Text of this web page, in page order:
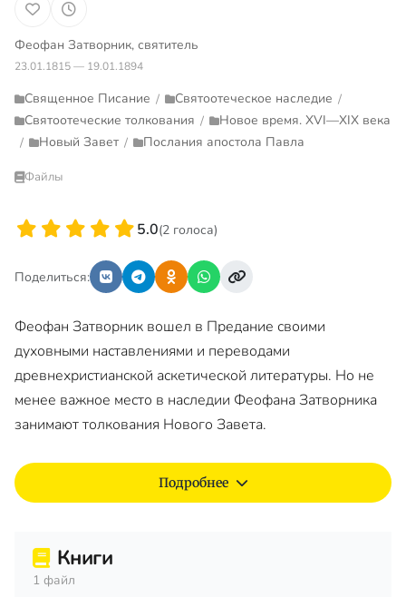
Феофан Затворник, святитель
23.01.1815 — 19.01.1894
Священное Писание / Святоотеческое наследие /
Святоотеческие толкования /
Новое время. XVI—XIX века
/
Новый Завет / Послания апостола Павла
Файлы
5.0(2 голоса)
Поделиться:
Феофан Затворник вошел в Предание своими
духовными наставлениями и переводами
древнехристианской аскетической литературы. Но не
менее важное место в наследии Феофана Затворника
занимают толкования Нового Завета.
Подробнее
Книги
1 файл